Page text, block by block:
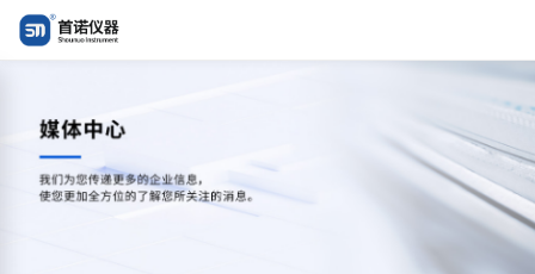
"\u4e94\u70b9\u70ed\u5c01\u4eea vs